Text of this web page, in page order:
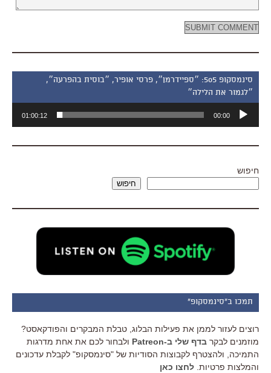
סינמסקופ 505: ״ספיידרמן״, פרסי אופיר, ״בוסית בהפרעה״,
״לגמור את הלילה״
אודיו
00:00
01:00:12
חיפוש
חיפוש
תמכו ב"סינמסקופ"
רוצים לעזור לממן את פעילות הבלוג, טבלת המבקרים והפודקאסט?
מוזמנים לבקר בדף שלי ב-Patreon
ולבחור לכם את אחת מדרגות
התמיכה, ולהצטרף לקבוצות הסודיות של "סינמסקופ" לקבלת עדכונים
והמלצות פרטיות. לחצו כאן